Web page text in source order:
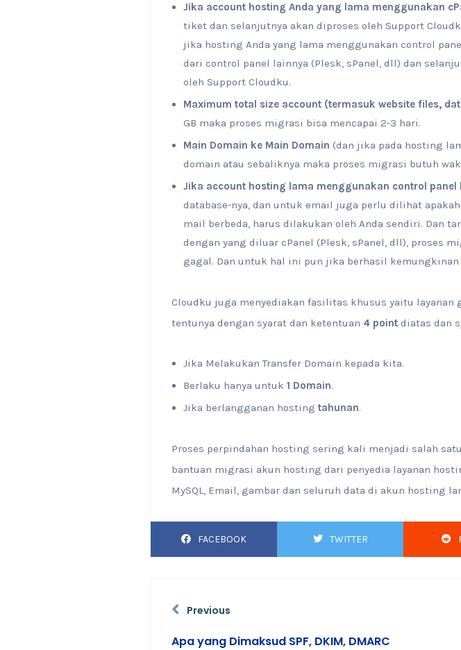
Jika account hosting Anda yang lama menggunakan
tiket dan selanjutnya akan diproses oleh Support
jika hosting Anda yang lama menggunakan control
dari control panel lainnya (Plesk, sPanel, dll) dan
oleh Support Cloudku.
Maximum total size account (termasuk website files,
GB maka proses migrasi bisa mencapai 2-3 hari.
Main Domain ke Main Domain (dan jika pada hosting
domain atau sebaliknya maka proses migrasi butuh
Jika account hosting lama menggunakan control panel
database-nya, dan untuk email juga perlu dilihat
mail berbeda, harus dilakukan oleh Anda sendiri. Dan
dengan yang diluar cPanel (Plesk, sPanel, dll), proses
gagal. Dan untuk hal ini pun jika berhasil
Cloudku juga menyediakan fasilitas khusus yaitu
tentunya dengan syarat dan ketentuan 4 point diatas dan
Jika Melakukan Transfer Domain kepada kita.
Berlaku hanya untuk 1 Domain.
Jika berlangganan hosting tahunan.
Proses perpindahan hosting sering kali menjadi salah
bantuan migrasi akun hosting dari penyedia layanan
MySQL, Email, gambar dan seluruh data di akun hosting
FACEBOOK TWITTER
Previous
Apa yang Dimaksud SPF, DKIM, DMARC